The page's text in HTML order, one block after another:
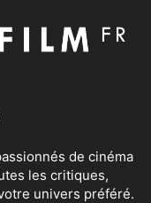
de cinéma
les critiques,
univers préféré.